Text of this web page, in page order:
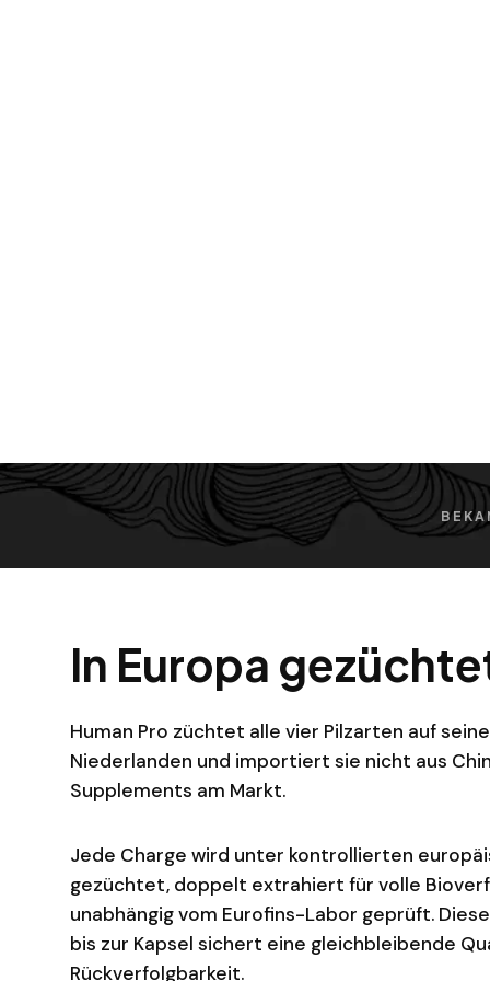
In Europa
Human Pro züchtet alle vier Pilzarten auf
Niederlanden und importiert sie nicht aus
Supplements am Markt.
Jede Charge wird unter kontrollierten
gezüchtet, doppelt extrahiert für volle
unabhängig vom Eurofins-Labor geprüft.
bis zur Kapsel sichert eine gleichbleibende
Rückverfolgbarkeit.